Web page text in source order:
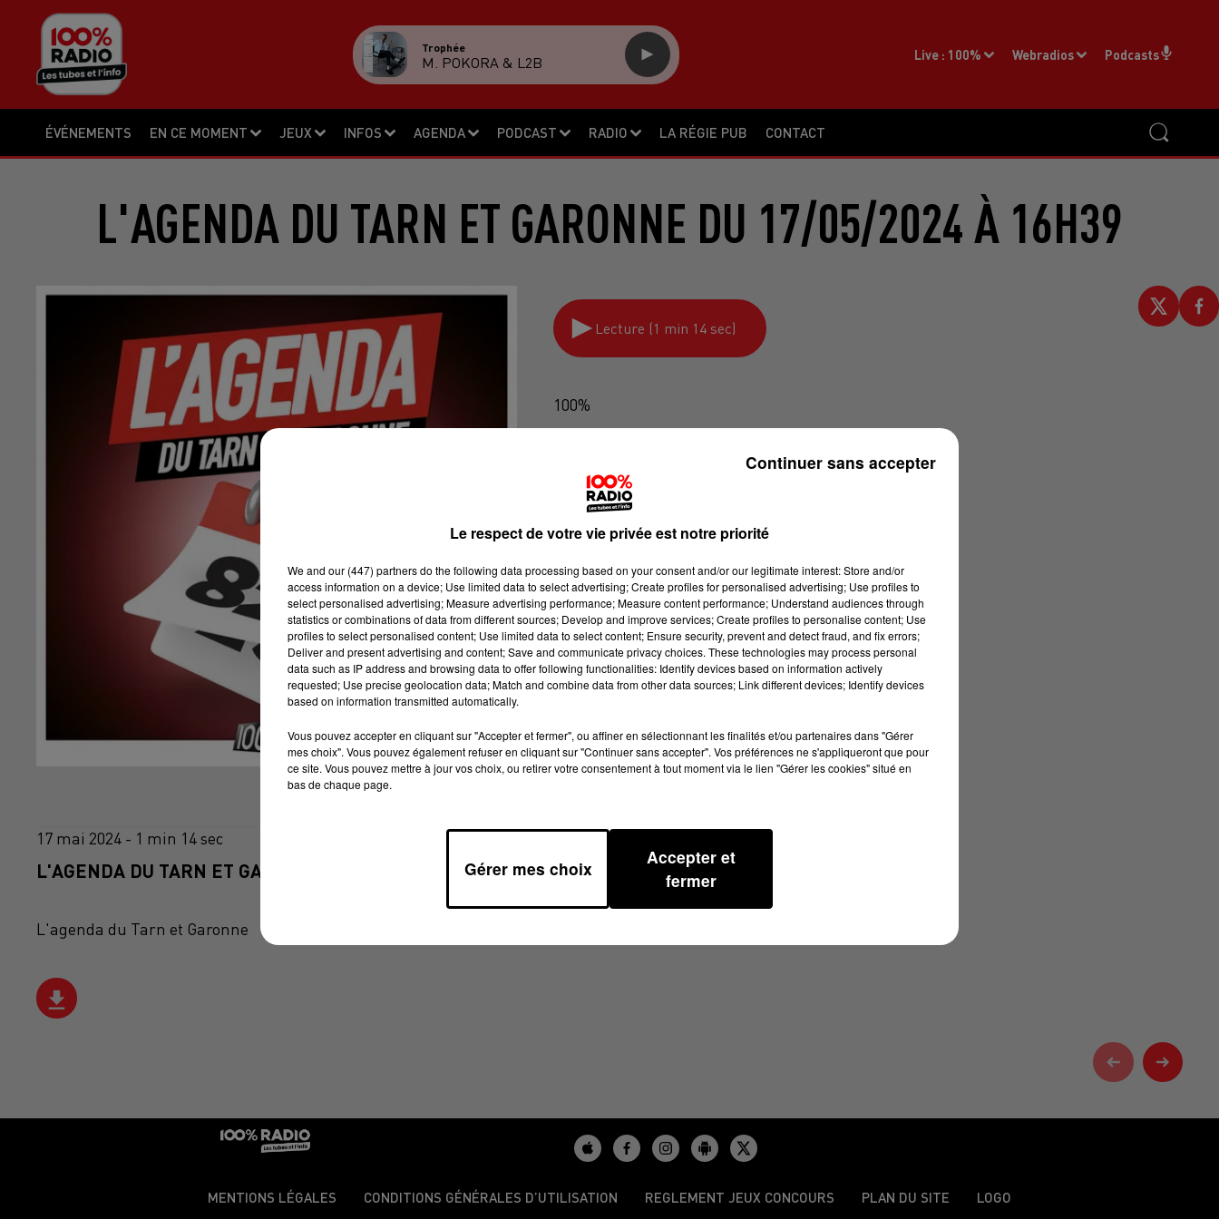
ÉVÉNEMENTS EN CE MOMENT JEUX INFOS AGENDA PODCAST RADIO LA RÉGIE PUB CONTACT
Live : 100% Webradios Podcasts
Trophée
M. POKORA & L2B
L'AGENDA DU TARN ET GARONNE DU 17/05/2024 À 16H39
Lecture (1 min 14 sec)
100%
17 mai 2024 - 1 min 14 sec
L'AGENDA DU TARN ET GARONNE DU 17/05/2024 À 16H39
L'agenda du Tarn et Garonne
MENTIONS LÉGALES CONDITIONS GÉNÉRALES D’UTILISATION REGLEMENT JEUX CONCOURS PLAN DU SITE LOGO
Le respect de votre vie privée est notre priorité
We and our (447) partnersdo the following data processing based on your consent and/or our legitimate interest: Store and/or
access information on a device; Use limited data to select advertising; Create profiles for personalised advertising; Use profiles to
select personalised advertising; Measure advertising performance; Measure content performance; Understand audiences through
statistics or combinations of data from different sources; Develop and improve services; Create profiles to personalise content; Use
profiles to select personalised content; Use limited data to select content; Ensure security, prevent and detect fraud, and fix errors;
Deliver and present advertising and content; Save and communicate privacy choices. These technologies may process personal
data such as IP address and browsing data to offer following functionalities: Identify devices based on information actively
requested; Use precise geolocation data; Match and combine data from other data sources; Link different devices; Identify devices
based on information transmitted automatically.
Vous pouvez accepter en cliquant sur "Accepter et fermer", ou affiner en sélectionnant les finalités et/ou partenaires dans "Gérer
mes choix". Vous pouvez également refuser en cliquant sur "Continuer sans accepter". Vos préférences ne s'appliqueront que pour
ce site. Vous pouvez mettre à jour vos choix, ou retirer votre consentement à tout moment via le lien "Gérer les cookies" situé en
bas de chaque page.
Gérer mes choix
Accepter et
fermer
Continuer sans accepter